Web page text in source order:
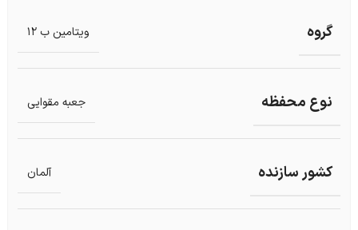
گروه ویتامین ب 12
نوع محفظه جعبه مقوایی
کشور سازنده آلمان